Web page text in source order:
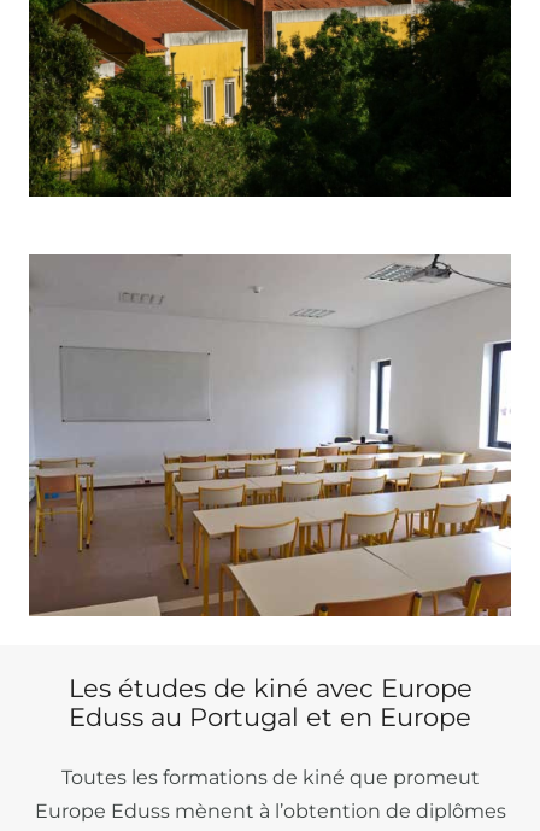
Les études de kiné avec Europe
Eduss au Portugal et en Europe
Toutes les formations de kiné que promeut
Europe Eduss mènent à l’obtention de diplômes